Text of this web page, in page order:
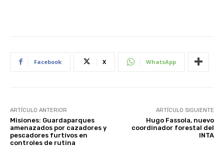
Facebook X WhatsApp
ARTÍCULO ANTERIOR
Misiones: Guardaparques
amenazados por cazadores y
pescadores furtivos en
controles de rutina
ARTÍCULO SIGUIENTE
Hugo Fassola, nuevo
coordinador forestal del
INTA